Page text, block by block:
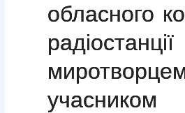
обласного